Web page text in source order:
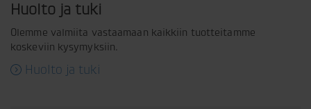
Huolto ja tuki
Olemme valmiita vastaamaan kaikkiin tuotteitamme
koskeviin kysymyksiin.
Huolto ja tuki